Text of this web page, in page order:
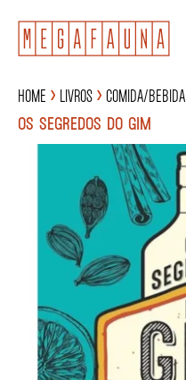
Home Livros
Comida/Bebida
OS SEGREDOS DO GIM